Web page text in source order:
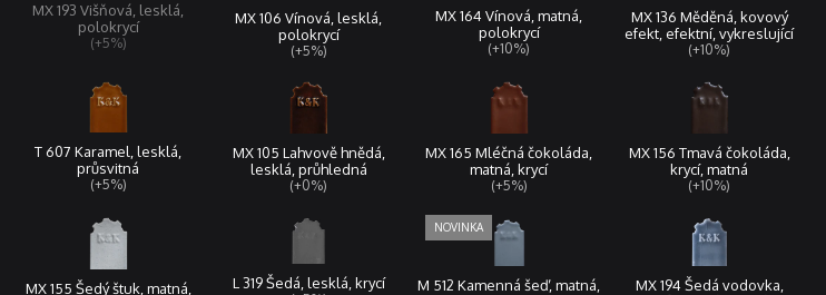
MX 193 Višňová, lesklá,
polokrycí
(+5%)
MX 106 Vínová, lesklá,
polokrycí
(+5%)
MX 164 Vínová, matná,
polokrycí
(+10%)
MX 136 Měděná, kovový
efekt, efektní, vykreslující
(+10%)
T 607 Karamel, lesklá,
průsvitná
(+5%)
MX 105 Lahvově hnědá,
lesklá, průhledná
(+0%)
MX 165 Mléčná čokoláda,
matná, krycí
(+5%)
MX 156 Tmavá čokoláda,
krycí, matná
(+10%)
MX 155 Šedý štuk, matná,
L 319 Šedá, lesklá, krycí
M 512 Kamenná šeď, matná,
MX 194 Šedá vodovka,